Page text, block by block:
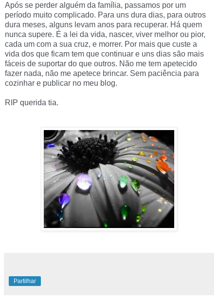
Após se perder alguém da família, passamos por um
período muito complicado. Para uns dura dias, para outros
dura meses, alguns levam anos para recuperar. Há quem
nunca supere. É a lei da vida, nascer, viver melhor ou pior,
cada um com a sua cruz, e morrer. Por mais que custe a
vida dos que ficam tem que continuar e uns dias são mais
fáceis de suportar do que outros. Não me tem apetecido
fazer nada, não me apetece brincar. Sem paciência para
cozinhar e publicar no meu blog.
RIP querida tia.
Partilhar